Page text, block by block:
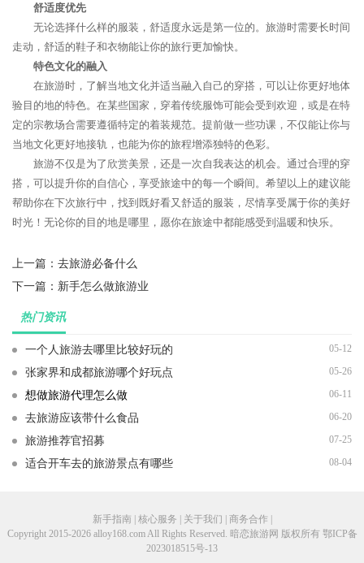
舒适度优先
无论选择什么样的服装，舒适度永远是第一位的。旅游时需要长时间
走动，舒适的鞋子和衣物能让你的旅行更加愉快。
特色文化的融入
在旅游时，了解当地文化并适当融入自己的穿搭，可以让你更好地体
验目的地的特色。在某些国家，穿着传统服饰可能会受到欢迎，或是在特
定的宗教场合需要遵循特定的着装规范。提前做一些功课，不仅能让你与
当地文化更好地接轨，也能为你的旅程增添独特的色彩。
旅游不仅是为了欣赏美景，还是一次自我表达的机会。通过合理的穿
搭，可以提升你的自信心，享受旅途中的每一个瞬间。希望以上的建议能
帮助你在下次旅行中，找到既好看又舒适的服装，尽情享受属于你的美好
时光！无论你的目的地是哪里，愿你在旅途中都能感受到温暖和快乐。
上一篇： 去旅游必备什么
下一篇： 新手怎么做旅游业
热门资讯
一个人旅游去哪里比较好玩的 05-12
张家界和成都旅游哪个好玩点 05-26
想做旅游代理怎么做 06-11
去旅游应该带什么食品 06-20
旅游推荐官招募 07-25
适合开车去的旅游景点有哪些 08-04
新手指南 | 核心服务 | 关于我们 | 商务合作 |
Copyright 2015-2026 alloy168.com All Rights Reserved. 暗恋旅游网 版权所有 鄂ICP备
2023018515号-13